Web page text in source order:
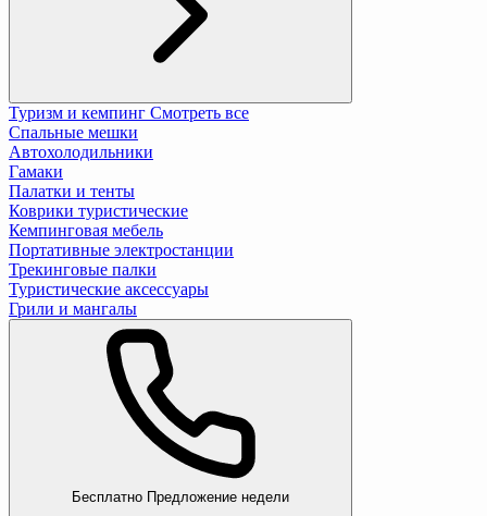
Туризм и кемпинг Смотреть все
Спальные мешки
Автохолодильники
Гамаки
Палатки и тенты
Коврики туристические
Кемпинговая мебель
Портативные электростанции
Трекинговые палки
Туристические аксессуары
Грили и мангалы
Бесплатно Предложение недели